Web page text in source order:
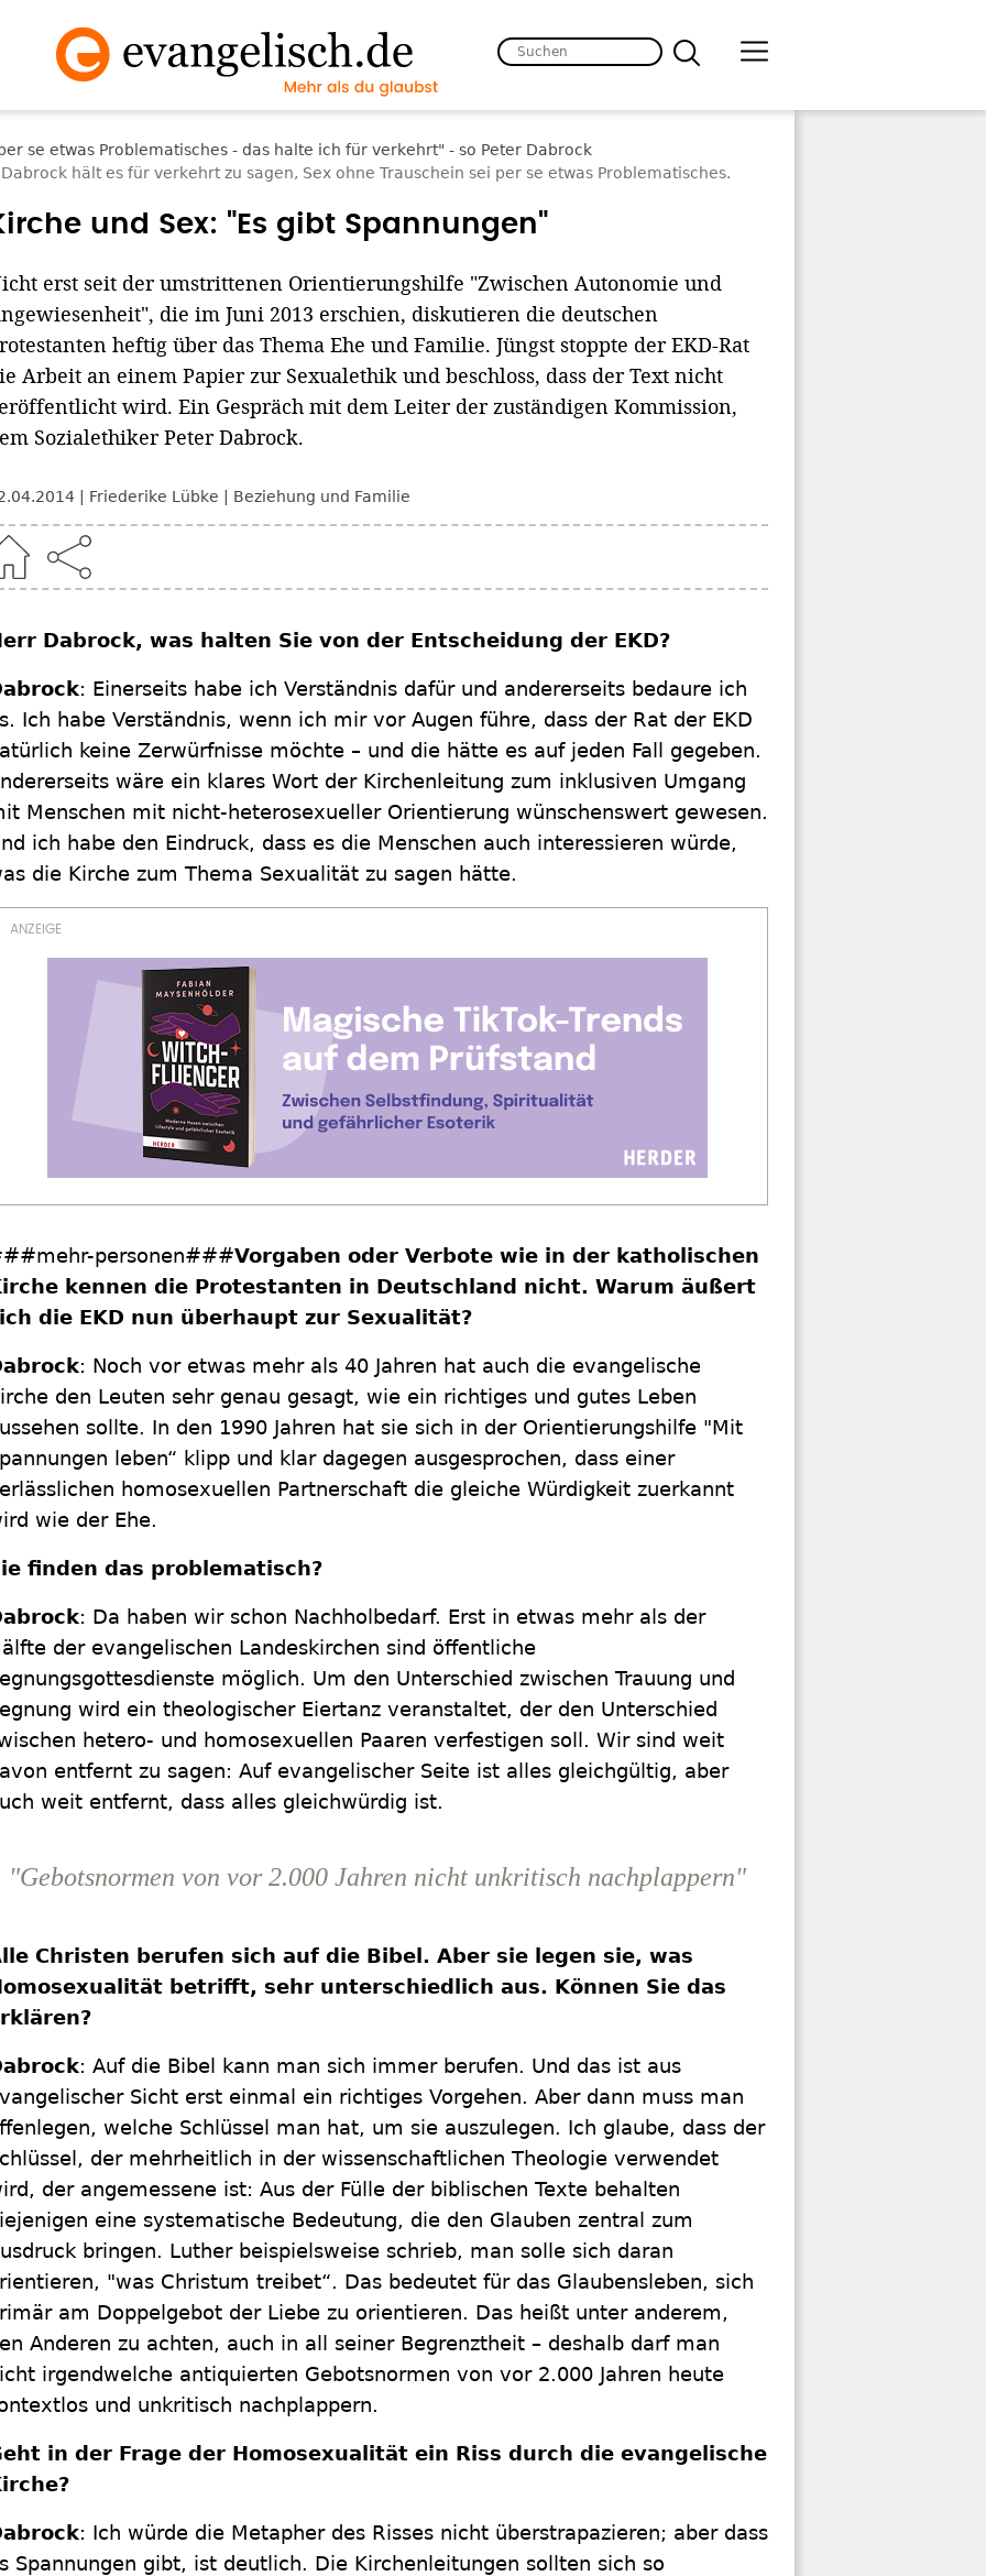
hält es für verkehrt zu sagen, Sex ohne Trauschein sei per se etwas Problematisches.
und Sex: "Es gibt Spannungen"
erst seit der umstrittenen Orientierungshilfe "Zwischen Autonomie und
die im Juni 2013 erschien, diskutieren die deutschen
heftig über das Thema Ehe und Familie. Jüngst stoppte der EKD-Rat
Arbeit an einem Papier zur Sexualethik und beschloss, dass der Text nicht
wird. Ein Gespräch mit dem Leiter der zuständigen Kommission,
Sozialethiker Peter Dabrock.
Friederike Lübke Beziehung und Familie
Dabrock, was halten Sie von der Entscheidung der EKD?
: Einerseits habe ich Verständnis dafür und andererseits bedaure ich
Ich habe Verständnis, wenn ich mir vor Augen führe, dass der Rat der EKD
keine Zerwürfnisse möchte – und die hätte es auf jeden Fall gegeben.
wäre ein klares Wort der Kirchenleitung zum inklusiven Umgang
Menschen mit nicht-heterosexueller Orientierung wünschenswert gewesen.
ich habe den Eindruck, dass es die Menschen auch interessieren würde,
die Kirche zum Thema Sexualität zu sagen hätte.
personen###Vorgaben oder Verbote wie in der katholischen
kennen die Protestanten in Deutschland nicht. Warum äußert
die EKD nun überhaupt zur Sexualität?
: Noch vor etwas mehr als 40 Jahren hat auch die evangelische
den Leuten sehr genau gesagt, wie ein richtiges und gutes Leben
sollte. In den 1990 Jahren hat sie sich in der Orientierungshilfe "Mit
leben“ klipp und klar dagegen ausgesprochen, dass einer
homosexuellen Partnerschaft die gleiche Würdigkeit zuerkannt
wie der Ehe.
finden das problematisch?
: Da haben wir schon Nachholbedarf. Erst in etwas mehr als der
der evangelischen Landeskirchen sind öffentliche
möglich. Um den Unterschied zwischen Trauung und
wird ein theologischer Eiertanz veranstaltet, der den Unterschied
hetero- und homosexuellen Paaren verfestigen soll. Wir sind weit
entfernt zu sagen: Auf evangelischer Seite ist alles gleichgültig, aber
weit entfernt, dass alles gleichwürdig ist.
"Gebotsnormen von vor 2.000 Jahren nicht unkritisch nachplappern"
Christen berufen sich auf die Bibel. Aber sie legen sie, was
betrifft, sehr unterschiedlich aus. Können Sie das
: Auf die Bibel kann man sich immer berufen. Und das ist aus
Sicht erst einmal ein richtiges Vorgehen. Aber dann muss man
welche Schlüssel man hat, um sie auszulegen. Ich glaube, dass der
der mehrheitlich in der wissenschaftlichen Theologie verwendet
der angemessene ist: Aus der Fülle der biblischen Texte behalten
eine systematische Bedeutung, die den Glauben zentral zum
bringen. Luther beispielsweise schrieb, man solle sich daran
"was Christum treibet“. Das bedeutet für das Glaubensleben, sich
am Doppelgebot der Liebe zu orientieren. Das heißt unter anderem,
Anderen zu achten, auch in all seiner Begrenztheit – deshalb darf man
irgendwelche antiquierten Gebotsnormen von vor 2.000 Jahren heute
und unkritisch nachplappern.
in der Frage der Homosexualität ein Riss durch die evangelische
: Ich würde die Metapher des Risses nicht überstrapazieren; aber dass
Spannungen gibt, ist deutlich. Die Kirchenleitungen sollten sich so